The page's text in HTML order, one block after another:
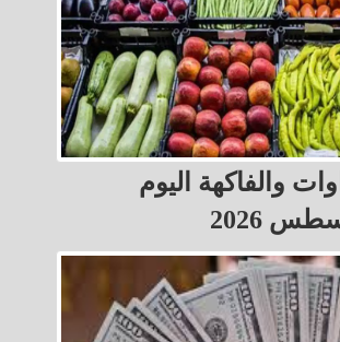
والفاكهة اليوم